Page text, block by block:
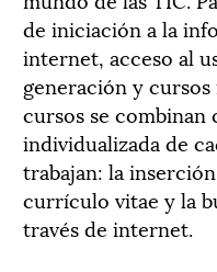
de iniciación a la
internet, acceso al
generación y cursos
cursos se combinan
individualizada de
trabajan: la
currículo vitae y la
través de internet.